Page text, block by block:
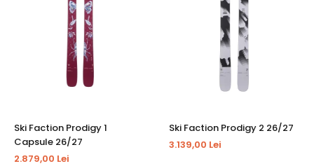
Ski Faction Prodigy 1
Capsule 26/27
2.879,00 Lei
Ski Faction Prodigy 2 26/27
3.139,00 Lei